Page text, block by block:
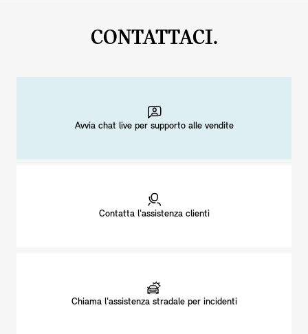
CONTATTACI.
Avvia chat live per supporto alle vendite
Contatta l'assistenza clienti
Chiama l'assistenza stradale per incidenti